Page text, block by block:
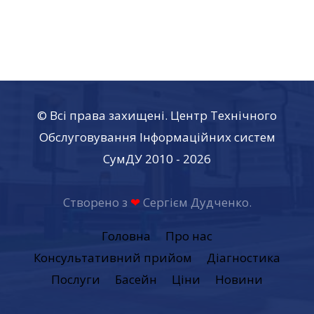
© Всі права захищені. Центр Технічного
Обслуговування Інформаційних систем
СумДУ 2010 - 2026
Створено з ❤Сергієм Дудченко.
Головна
Про нас
Консультативний прийом
Діагностика
Послуги
Басейн Ціни Новини